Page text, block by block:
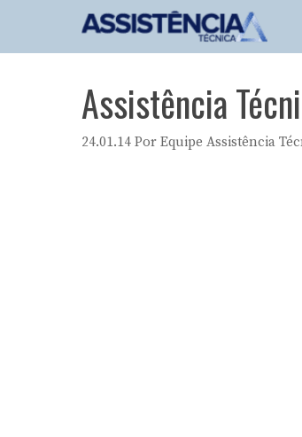
Assistência
24.01.14 Por Equipe Assistência